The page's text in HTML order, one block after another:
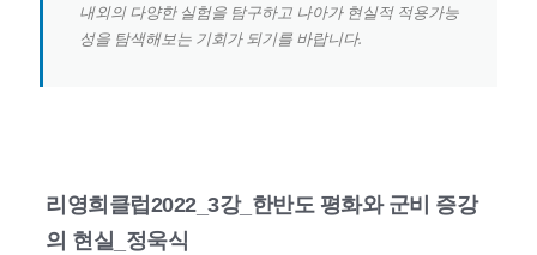
내외의 다양한 실험을 탐구하고 나아가 현실적 적용가능
성을 탐색해보는 기회가 되기를 바랍니다.
리영희클럽2022_3강_한반도 평화와 군비 증강
의 현실_정욱식